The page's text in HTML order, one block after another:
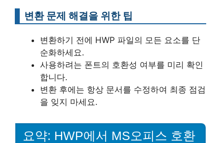
변환 문제 해결을 위한 팁
변환하기 전에 HWP 파일의 모든 요소를 단
순화하세요.
사용하려는 폰트의 호환성 여부를 미리 확인
합니다.
변환 후에는 항상 문서를 수정하여 최종 점검
을 잊지 마세요.
요약: HWP에서 MS오피스 호환